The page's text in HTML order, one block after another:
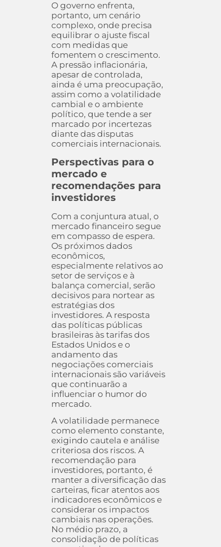
O governo enfrenta,
portanto, um cenário
complexo, onde precisa
equilibrar o ajuste fiscal
com medidas que
fomentem o crescimento.
A pressão inflacionária,
apesar de controlada,
ainda é uma preocupação,
assim como a volatilidade
cambial e o ambiente
político, que tende a ser
marcado por incertezas
diante das disputas
comerciais internacionais.
Perspectivas para o
mercado e
recomendações para
investidores
Com a conjuntura atual, o
mercado financeiro segue
em compasso de espera.
Os próximos dados
econômicos,
especialmente relativos ao
setor de serviços e à
balança comercial, serão
decisivos para nortear as
estratégias dos
investidores. A resposta
das políticas públicas
brasileiras às tarifas dos
Estados Unidos e o
andamento das
negociações comerciais
internacionais são variáveis
que continuarão a
influenciar o humor do
mercado.
A volatilidade permanece
como elemento constante,
exigindo cautela e análise
criteriosa dos riscos. A
recomendação para
investidores, portanto, é
manter a diversificação das
carteiras, ficar atentos aos
indicadores econômicos e
considerar os impactos
cambiais nas operações.
No médio prazo, a
consolidação de políticas